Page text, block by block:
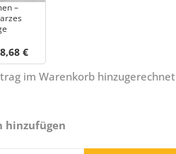
–
€
im Warenkorb hinzugerechnet
hinzufügen